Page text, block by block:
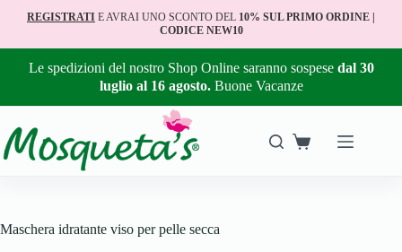
REGISTRATI E AVRAI UNO SCONTO DEL 10% SUL PRIMO ORDINE |
CODICE NEW10
Le spedizioni del nostro Shop Online saranno sospese dal 30
luglio al 16 agosto. Buone Vacanze
Maschera idratante viso per pelle secca